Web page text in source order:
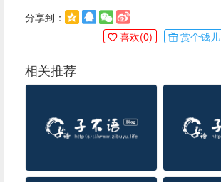
分享到：
喜欢(0) 赏个钱儿
相关推荐